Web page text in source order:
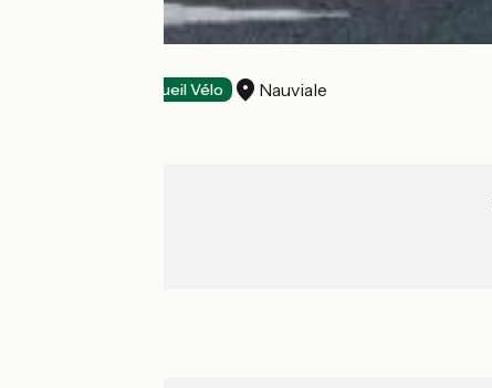
Accueil Vélo Nauviale